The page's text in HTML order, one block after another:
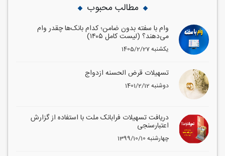
مطالب محبوب
وام با سفته بدون ضامن؛ کدام بانک‌ها چقدر وام
می‌دهند؟ (لیست کامل ۱۴۰۵)
1405/2/27 یکشنبه
تسهیلات قرض الحسنه ازدواج
1401/2/12 دوشنبه
دریافت تسهیلات فرابانک ملت با استفاده از گزارش
اعتبارسنجی
1399/10/10 چهارشنبه